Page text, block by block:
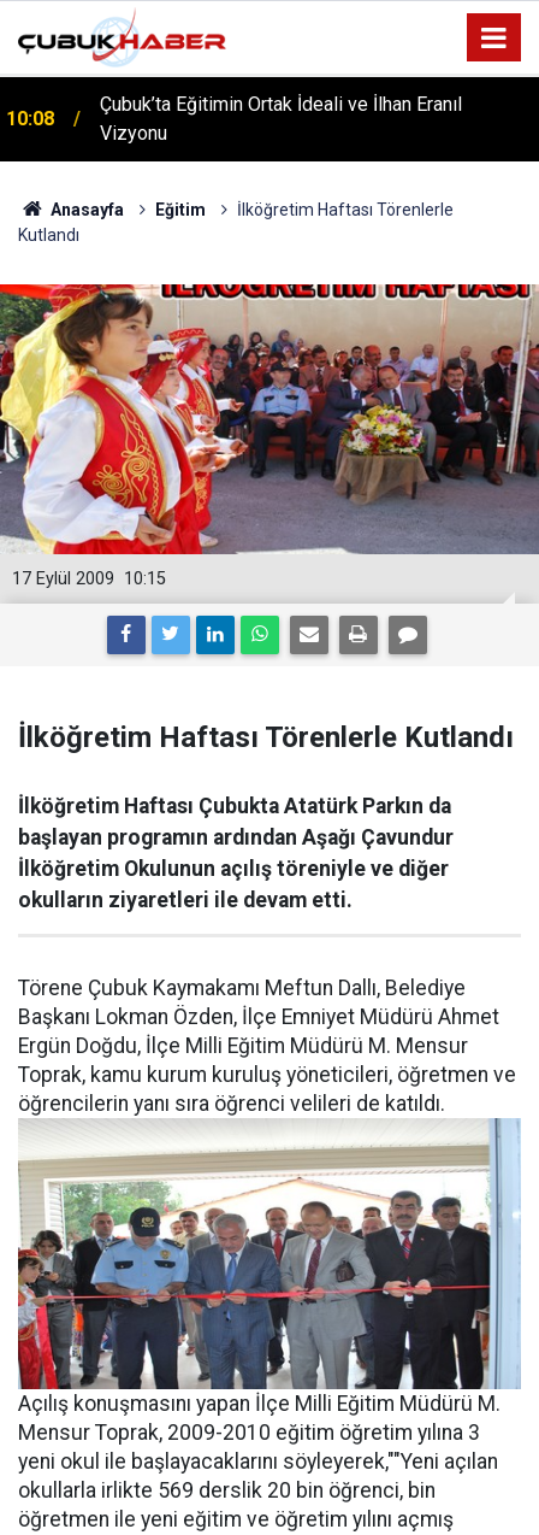
12:06
ÇUBUK’TA ‘YAZA MERHABA’ COŞKUSU: Kursiyerler
Gönüllerince Eğlendi!
Anasayfa Eğitim
İlköğretim Haftası Törenlerle
Kutlandı
10:15
17 Eylül 2009
İlköğretim Haftası Törenlerle Kutlandı
İlköğretim Haftası Çubukta Atatürk Parkın da
başlayan programın ardından Aşağı Çavundur
İlköğretim Okulunun açılış töreniyle ve diğer
okulların ziyaretleri ile devam etti.
Törene Çubuk Kaymakamı Meftun Dallı, Belediye
Başkanı Lokman Özden, İlçe Emniyet Müdürü Ahmet
Ergün Doğdu, İlçe Milli Eğitim Müdürü M. Mensur
Toprak, kamu kurum kuruluş yöneticileri, öğretmen ve
öğrencilerin yanı sıra öğrenci velileri de katıldı.
Açılış konuşmasını yapan İlçe Milli Eğitim Müdürü M.
Mensur Toprak, 2009-2010 eğitim öğretim yılına 3
yeni okul ile başlayacaklarını söyleyerek,""Yeni açılan
okullarla irlikte 569 derslik 20 bin öğrenci, bin
öğretmen ile yeni eğitim ve öğretim yılını açmış